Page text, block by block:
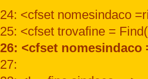
24: <cfset nomesindaco
25: <cfset trovafine =
26: <cfset
27: